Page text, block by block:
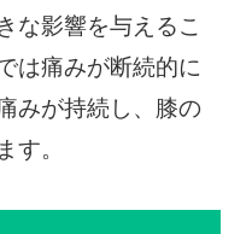
な影響を与えるこ
は痛みが断続的に
みが持続し、膝の
す。